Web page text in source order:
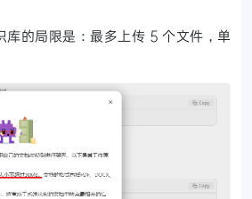
的局限是：最多上传 5 个文件，单